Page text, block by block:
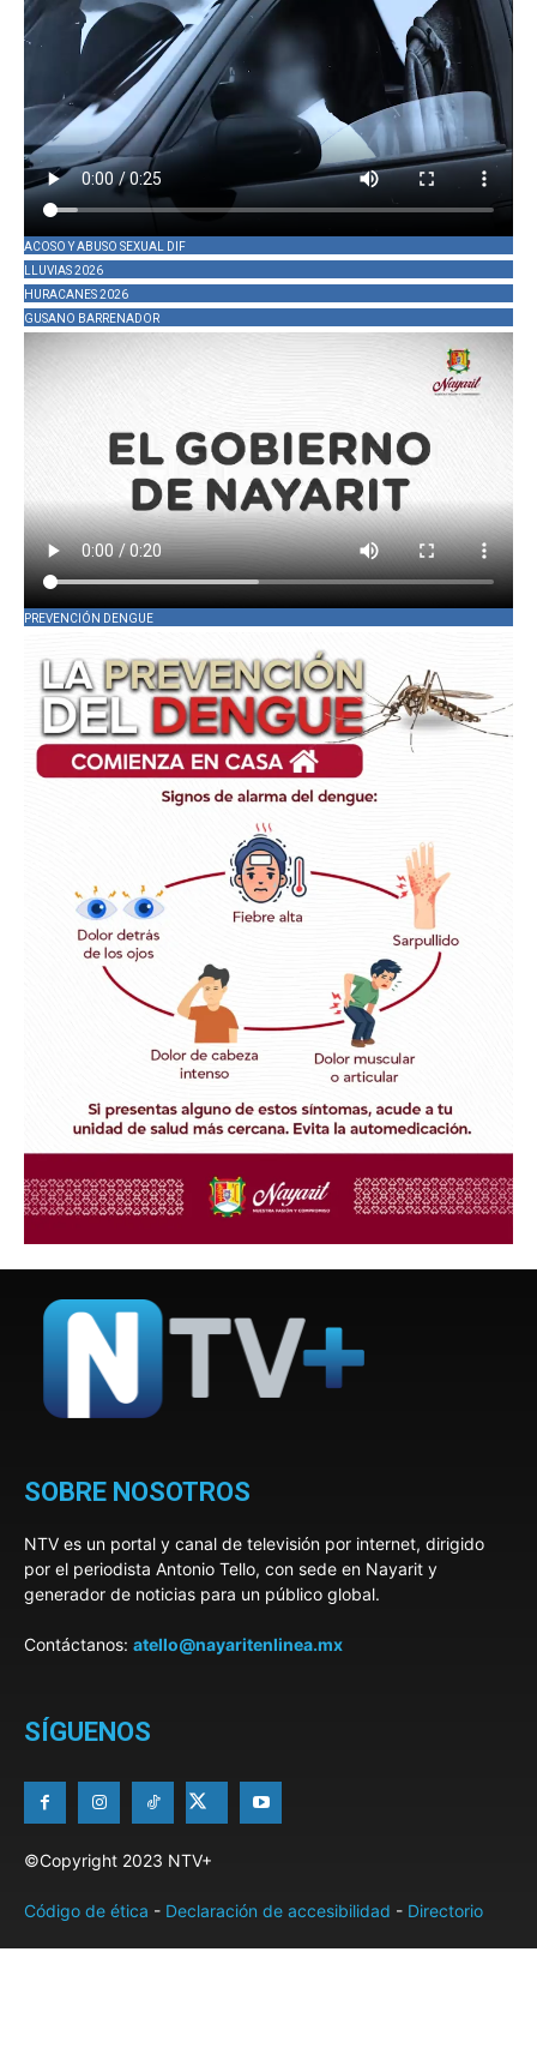
ACOSO Y ABUSO SEXUAL DIF
LLUVIAS 2026
HURACANES 2026
GUSANO BARRENADOR
PREVENCIÓN DENGUE
SOBRE NOSOTROS
NTV es un portal y canal de televisión por internet, dirigido
por el periodista Antonio Tello, con sede en Nayarit y
generador de noticias para un público global.
Contáctanos: atello@nayaritenlinea.mx
SÍGUENOS
©Copyright 2023 NTV+
Código de ética - Declaración de accesibilidad - Directorio